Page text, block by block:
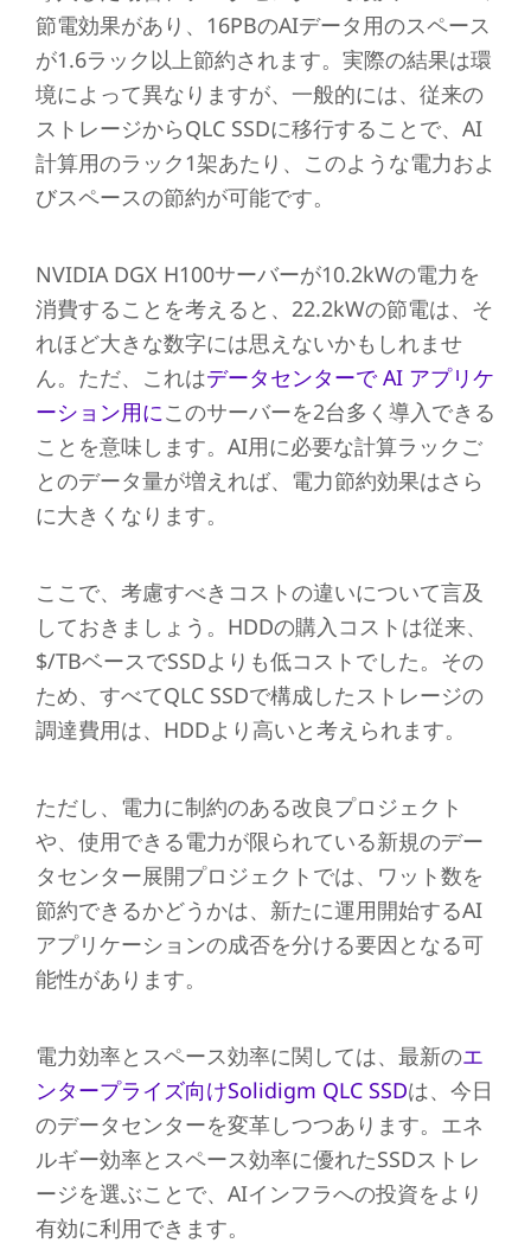
節電効果があり、16PBのAIデータ用のスペース
が1.6ラック以上節約されます。実際の結果は環
境によって異なりますが、一般的には、従来の
ストレージからQLC SSDに移行することで、AI
計算用のラック1架あたり、このような電力およ
びスペースの節約が可能です。
NVIDIA DGX H100サーバーが10.2kWの電力を
消費することを考えると、22.2kWの節電は、そ
れほど大きな数字には思えないかもしれませ
ん。ただ、これはデータセンターで AI アプリケ
ーション用にこのサーバーを2台多く導入できる
ことを意味します。AI用に必要な計算ラックご
とのデータ量が増えれば、電力節約効果はさら
に大きくなります。
ここで、考慮すべきコストの違いについて言及
しておきましょう。HDDの購入コストは従来、
$/TBベースでSSDよりも低コストでした。その
ため、すべてQLC SSDで構成したストレージの
調達費用は、HDDより高いと考えられます。
ただし、電力に制約のある改良プロジェクト
や、使用できる電力が限られている新規のデー
タセンター展開プロジェクトでは、ワット数を
節約できるかどうかは、新たに運用開始するAI
アプリケーションの成否を分ける要因となる可
能性があります。
電力効率とスペース効率に関しては、最新のエ
ンタープライズ向けSolidigm QLC SSDは、今日
のデータセンターを変革しつつあります。エネ
ルギー効率とスペース効率に優れたSSDストレ
ージを選ぶことで、AIインフラへの投資をより
有効に利用できます。